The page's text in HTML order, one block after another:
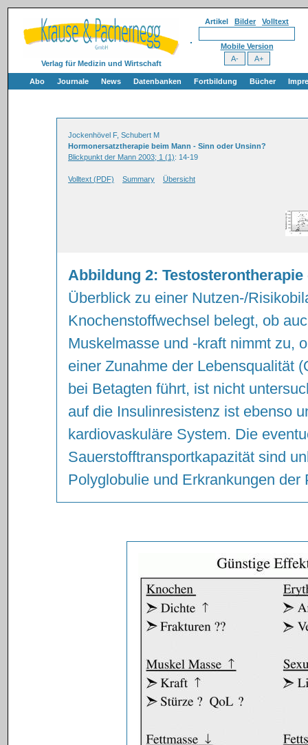
Verlag für Medizin und Wirtschaft
Artikel Bilder Volltext
Mobile Version
Abo Journale News Datenbanken Fortbildung Bücher
Jockenhövel F, Schubert M
Hormonersatztherapie beim Mann - Sinn oder Unsinn?
Blickpunkt der Mann 2003; 1 (1): 14-19
Volltext (PDF) Summary Übersicht
Abbildung 2: Testosterontherapie
Überblick zu einer Nutzen-/
Knochenstoffwechsel belegt, ob
Muskelmasse und -kraft nimmt zu,
einer Zunahme der Lebensqualität
bei Betagten führt, ist nicht
auf die Insulinresistenz ist ebenso
kardiovaskuläre System. Die
Sauerstofftransportkapazität sind
Polyglobulie und Erkrankungen der